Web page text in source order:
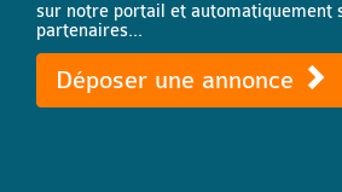
sur notre portail et automatiquement
partenaires...
Déposer une annonce